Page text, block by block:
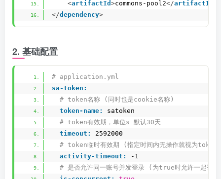
<artifactId >commons-pool2</artifactId
</dependency>
2. 基础配置
# application.yml
sa-token:
# token名称 (同时也是cookie名称)
token-name:
satoken
# token有效期，单位s 默认30天
timeout:
2592000
# token临时有效期 (指定时间内无操作就视为
activity-timeout:
-1
# 是否允许同一账号并发登录 (为true时允许一起登